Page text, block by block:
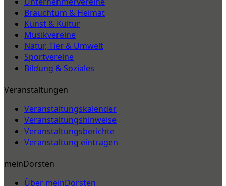
Brauchtum & Heimat
Kunst & Kultur
Musikvereine
Natur, Tier & Umwelt
Sportvereine
Bildung & Soziales
Veranstaltungen
Veranstaltungskalender
Veranstaltungshinweise
Veranstaltungsberichte
Veranstaltung eintragen
meinDorsten
Über meinDorsten